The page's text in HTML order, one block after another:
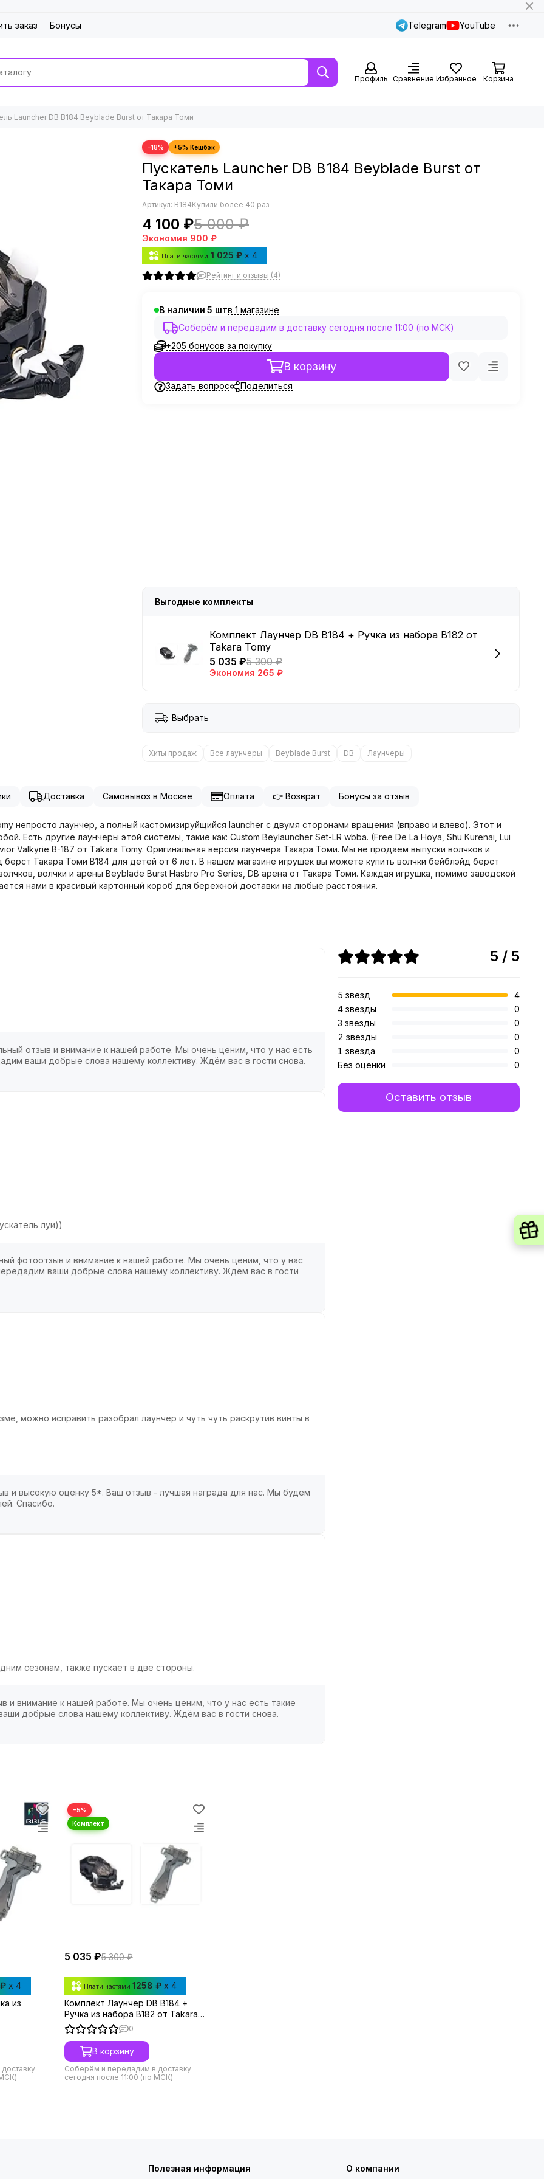
заказ Бонусы Telegram YouTube
Профиль Сравнение Избранное Корзина
Launcher DB B184 Beyblade Burst от Такара Томи
−18%
Пускатель Launcher DB B184 Beyblade Burst от
Такара Томи
Артикул: B184Купили более 40 раз
4 100 ₽5 000 ₽
Экономия 900 ₽
Плати частями 1 025 ₽ x 4
Рейтинг и отзывы (4)
В наличии 5
в 1 магазине
Соберём и передадим в доставку сегодня после 11:00 (по МСК)
+205 бонусов за покупку
В корзину
Задать вопрос Поделиться
Выгодные комплекты
Комплект Лаунчер DB B184 + Ручка из набора B182 от
Takara Tomy
5 035 ₽5 300 ₽
Экономия 265 ₽
Выбрать
Хиты продаж Все лаунчеры Beyblade Burst DB Лаунчеры
Доставка Самовывоз в Москве Оплата 👉 Возврат Бонусы за отзыв
непросто лаунчер, а полный кастомизируйщийся launcher с двумя сторонами вращения (вправо и влево). Этот и
Есть другие лаунчеры этой системы, такие как: Custom Beylauncher Set-LR wbba. (Free De La Hoya, Shu Kurenai, Lui
Valkyrie B-187 от Takara Tomy. Оригинальная версия лаунчера Такара Томи. Мы не продаем выпуски волчков и
берст Такара Томи B184 для детей от 6 лет. В нашем магазине игрушек вы можете купить волчки бейблэйд берст
волчки и арены Beyblade Burst Hasbro Pro Series, DB арена от Такара Томи. Каждая игрушка, помимо заводской
нами в красивый картонный короб для бережной доставки на любые расстояния.
отзыв и внимание к нашей работе. Мы очень ценим, что у нас есть
ваши добрые слова нашему коллективу. Ждём вас в гости снова.
луи))
фотоотзыв и внимание к нашей работе. Мы очень ценим, что у нас
ваши добрые слова нашему коллективу. Ждём вас в гости
можно исправить разобрал лаунчер и чуть чуть раскрутив винты в
и высокую оценку 5*. Ваш отзыв - лучшая награда для нас. Мы будем
Спасибо.
сезонам, также пускает в две стороны.
и внимание к нашей работе. Мы очень ценим, что у нас есть такие
добрые слова нашему коллективу. Ждём вас в гости снова.
5 / 5
5 звёзд
4
4 звезды
0
3 звезды
0
2 звезды
0
1 звезда
0
Без оценки
0
Оставить отзыв
x 4
из
−5%
5 035 ₽5 300 ₽
Плати частями 1258 ₽ x 4
Комплект Лаунчер DB B184 +
Ручка из набора B182 от Takara
Tomy
0
В корзину
Соберём и передадим в доставку
сегодня после 11:00 (по МСК)
Полезная информация О компании